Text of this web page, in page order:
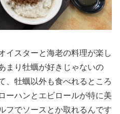
イスターと海老の料理が楽し
まり牡蠣が好きじゃないの
、牡蠣以外も食べれるところ
ーハンとエビロールが特に美
フでソースとか取れるんです